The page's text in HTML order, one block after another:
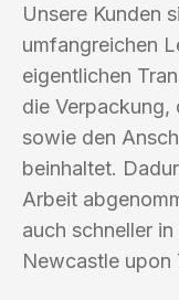
Unsere Kunden
umfangreichen
eigentlichen
die
sowie den
beinhaltet.
Arbeit
auch schneller
Newcastle upon